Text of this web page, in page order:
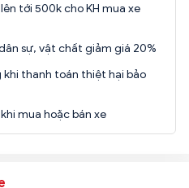
tới 500k cho KH mua xe
sự, vật chất giảm giá 20%
thanh toán thiệt hại bảo
mua hoặc bán xe